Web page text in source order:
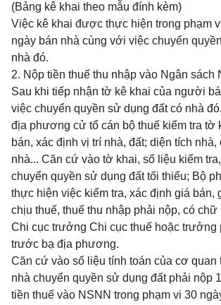
(Bảng kê khai theo mẫu đính kèm)
Việc kê khai được thực hiện trong phạm
ngày bán nhà cùng với việc chuyển
nhà đó.
2. Nộp tiền thuế thu nhập vào Ngân sách
Sau khi tiếp nhận tờ kê khai của người
việc chuyển quyền sử dụng đất có nhà
địa phương cử tổ cán bộ thuế kiểm tra tờ
bán, xác định vị trí nhà, đất; diện tích
nhà... Căn cứ vào tờ khai, số liệu kiểm
chuyển quyền sử dụng đất tối thiểu; Bộ
thực hiện việc kiểm tra, xác định giá bán,
chịu thuế, thuế thu nhập phải nộp, có chữ
Chi cục trưởng Chi cục thuế hoặc trưởng
trước bạ địa phương.
Căn cứ vào số liệu tính toán của cơ
nhà chuyển quyền sử dụng đất phải nộp
tiền thuế vào NSNN trong phạm vi 30